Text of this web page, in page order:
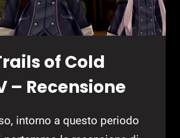
of Cold
– Recensione
intorno a questo periodo